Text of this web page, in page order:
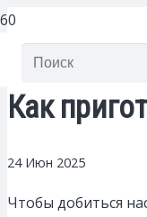
Как
24 Июн 2025
Чтобы добиться